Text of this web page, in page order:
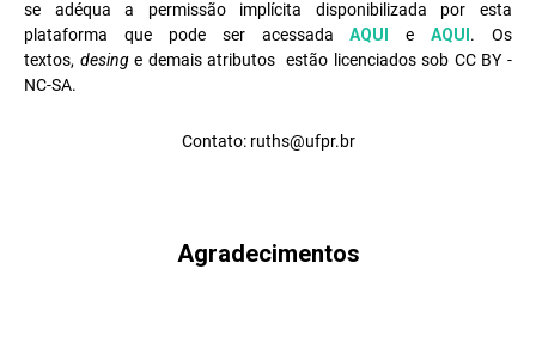
se adéqua a permissão implícita disponibilizada por esta
plataforma que pode ser acessadaAQUI eAQUI . Os
textos, desinge demais atributos estão licenciados sob CC BY -
NC-SA.
Contato: ruths@ufpr.br
Agradecimentos